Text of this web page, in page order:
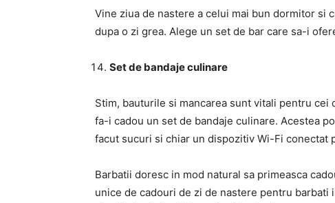
Vine ziua de nastere a celui mai bun dormitor si
dupa o zi grea. Alege un set de bar care sa-i
Set de bandaje culinare
Stim, bauturile si mancarea sunt vitali pentru
fa-i cadou un set de bandaje culinare. Acestea
facut sucuri si chiar un dispozitiv Wi-Fi conectat
Barbatii doresc in mod natural sa primeasca
unice de cadouri de zi de nastere pentru